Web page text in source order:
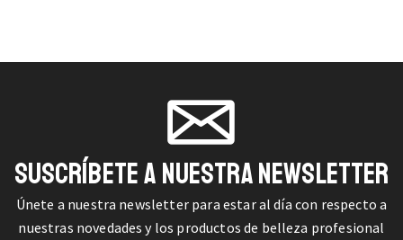
SUSCRÍBETE A NUESTRA NEWSLETTER
Únete a nuestra newsletter para estar al día con respecto a
nuestras novedades y los productos de belleza profesional